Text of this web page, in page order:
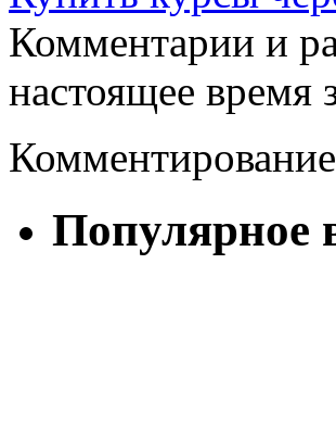
Комментарии и
настоящее время
Популярное